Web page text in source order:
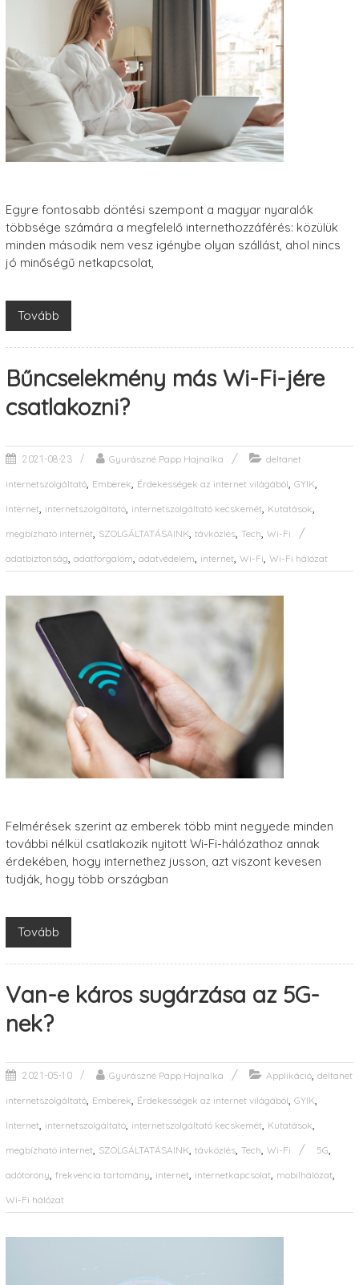
Egyre fontosabb döntési szempont a magyar nyaralók
többsége számára a megfelelő internethozzáférés: közülük
minden második nem vesz igénybe olyan szállást, ahol nincs
jó minőségű netkapcsolat,
Tovább
Bűncselekmény más Wi-Fi-jére
csatlakozni?
2021-08-23 Gyurászné Papp Hajnalka deltanet
internetszolgáltató, Emberek, Érdekességek az internet világából, GYIK,
Internet, internetszolgáltató, internetszolgáltató kecskemét, Kutatások,
megbízható internet, SZOLGÁLTATÁSAINK, távközlés, Tech, Wi-Fi
adatbiztonság, adatforgalom, adatvédelem, internet, Wi-Fi, Wi-Fi hálózat
Felmérések szerint az emberek több mint negyede minden
további nélkül csatlakozik nyitott Wi-Fi-hálózathoz annak
érdekében, hogy internethez jusson, azt viszont kevesen
tudják, hogy több országban
Tovább
Van-e káros sugárzása az 5G-
nek?
2021-05-10 Gyurászné Papp Hajnalka Applikáció, deltanet
internetszolgáltató, Emberek Érdekességek az internet világából GYIK
Internet, internetszolgáltató, internetszolgáltató kecskemét, Kutatások
megbízható internet, SZOLGÁLTATÁSAINK távközlés, Tech Wi-Fi 5G
adótorony frekvencia tartomány internet, internetkapcsolat, mobilhálózat,
Wi-Fi hálózat